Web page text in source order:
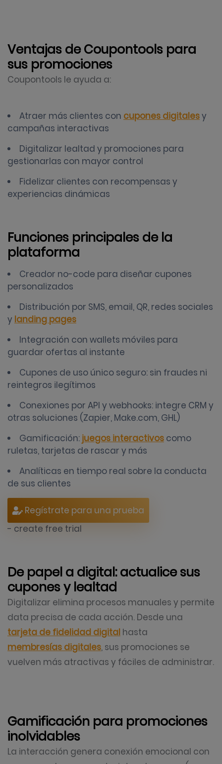
Ventajas de Coupontools para
sus promociones
Coupontools le ayuda a:
Atraer más clientes con cupones digitalesy
campañas interactivas
Digitalizar lealtad y promociones para
gestionarlas con mayor control
Fidelizar clientes con recompensas y
experiencias dinámicas
Funciones principales de la
plataforma
Creador no-code para diseñar cupones
personalizados
Distribución por SMS, email, QR, redes sociales
y landing pages
Integración con wallets móviles para
guardar ofertas al instante
Cupones de uso único seguro: sin fraudes ni
reintegros ilegítimos
Conexiones por API y webhooks: integre CRM y
otras soluciones (Zapier, Make.com, GHL)
Gamificación: juegos interactivos como
ruletas, tarjetas de rascar y más
Analíticas en tiempo real sobre la conducta
de sus clientes
Regístrate para una prueba
- create free trial
De papel a digital: actualice sus
cupones y lealtad
Digitalizar elimina procesos manuales y permite
data precisa de cada acción. Desde una
tarjeta de fidelidad digital hasta
membresías digitales, sus promociones se
vuelven más atractivas y fáciles de administrar.
Gamificación para promociones
inolvidables
La interacción genera conexión emocional con